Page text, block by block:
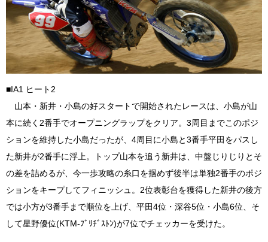
■IA1 ヒート2
山本・新井・小島の好スタートで開始されたレースは、小島が山
本に続く2番手でオープニングラップをクリア。3周目までこのポジ
ションを維持した小島だったが、4周目に小島と3番手平田をパスし
た新井が2番手に浮上。トップ山本を追う新井は、中盤じりじりとそ
の差を詰めるが、今一歩攻略の糸口を掴めず後半は単独2番手のポジ
ションをキープしてフィニッシュ。2位表彰台を獲得した新井の後方
では小方が3番手まで順位を上げ、平田4位・深谷5位・小島6位、そ
して星野優位(KTM-ﾌﾞﾘﾁﾞｽﾄﾝ)が7位でチェッカーを受けた。